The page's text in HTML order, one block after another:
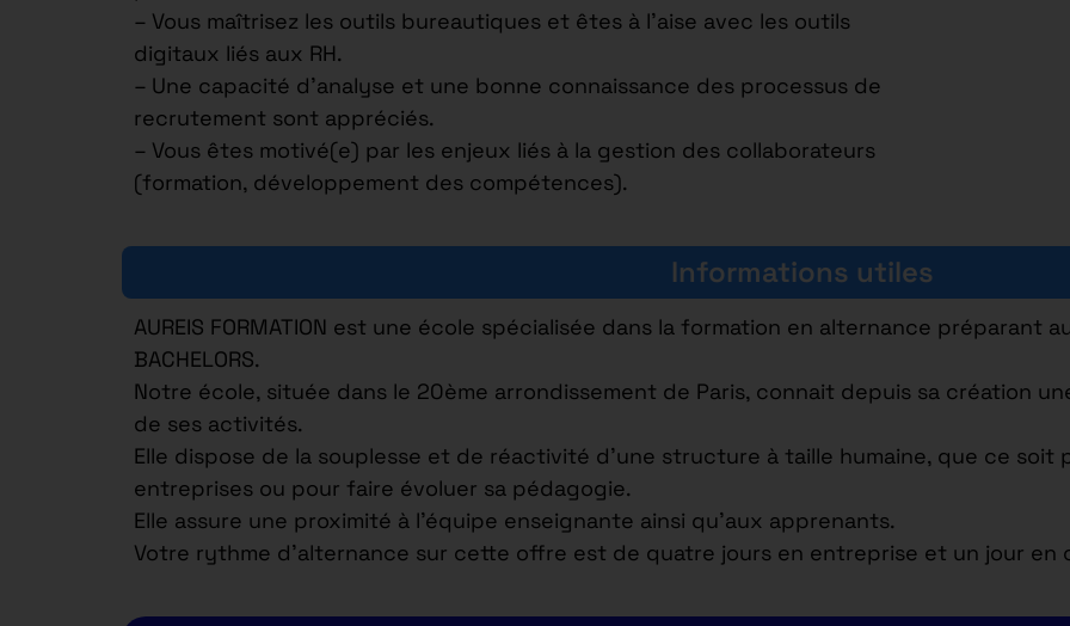
– Vous maîtrisez les outils bureautiques et êtes à l’aise avec les outils
digitaux liés aux RH.
– Une capacité d’analyse et une bonne connaissance des processus de
recrutement sont appréciés.
– Vous êtes motivé(e) par les enjeux liés à la gestion des collaborateurs
(formation, développement des compétences).
Informations utiles
AUREIS FORMATION est une école spécialisée dans la formation en alternance préparant
BACHELORS.
Notre école, située dans le 20ème arrondissement de Paris, connait depuis sa création
de ses activités.
Elle dispose de la souplesse et de réactivité d’une structure à taille humaine, que ce
entreprises ou pour faire évoluer sa pédagogie.
Elle assure une proximité à l’équipe enseignante ainsi qu’aux apprenants.
Votre rythme d’alternance sur cette offre est de quatre jours en entreprise et un jour en